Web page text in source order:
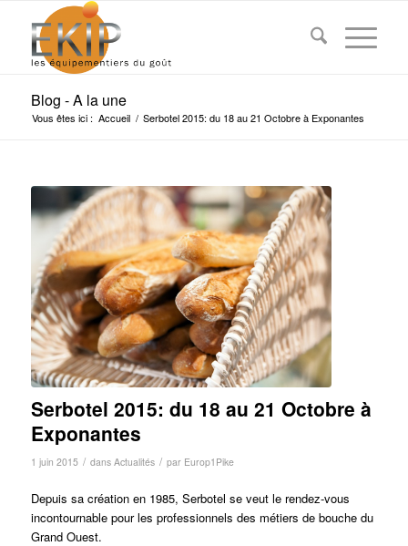
Blog - A la une
Vous êtes ici : Accueil / Serbotel 2015: du 18 au 21 Octobre à Exponantes
Serbotel 2015: du 18 au 21 Octobre à
Exponantes
1 juin 2015 / dans Actualités / par Europ1Pike
Depuis sa création en 1985, Serbotel se veut le rendez-vous
incontournable pour les professionnels des métiers de bouche du
Grand Ouest.